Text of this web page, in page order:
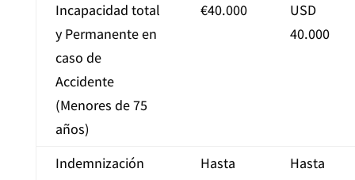
Incapacidad total
y Permanente en
caso de
Accidente
(Menores de 75
años)
€40.000
USD
40.000
Indemnización
Hasta
Hasta